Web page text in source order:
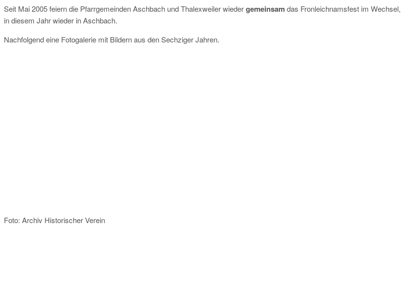
Seit Mai 2005 feiern die Pfarrgemeinden Aschbach und Thalexweiler wiedergemeinsamdas Fronleichnamsfest im Wechsel,
in diesem Jahr wieder in Aschbach.
Nachfolgend eine Fotogalerie mit Bildern aus den Sechziger Jahren.
Foto: Archiv Historischer Verein